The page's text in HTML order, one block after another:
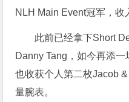
NLH Main Event冠军，收
此前已经拿下Short
Danny Tang，如今再添
也收获个人第二枚Jacob
量腕表。